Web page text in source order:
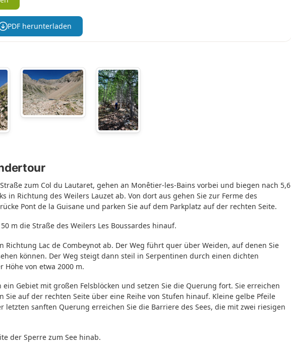
PDF herunterladen
zum Col du Lautaret, gehen an Monêtier-les-Bains vorbei und biegen nach 5,6
in Richtung des Weilers Lauzet ab. Von dort aus gehen Sie zur Ferme des
Pont de la Guisane und parken Sie auf dem Parkplatz auf der rechten Seite.
m die Straße des Weilers Les Boussardes hinauf.
Richtung Lac de Combeynot ab. Der Weg führt quer über Weiden, auf denen Sie
können. Der Weg steigt dann steil in Serpentinen durch einen dichten
Höhe von etwa 2000 m.
Gebiet mit großen Felsblöcken und setzen Sie die Querung fort. Sie erreichen
Sie auf der rechten Seite über eine Reihe von Stufen hinauf. Kleine gelbe Pfeile
letzten sanften Querung erreichen Sie die Barriere des Sees, die mit zwei riesigen
der Sperre zum See hinab.